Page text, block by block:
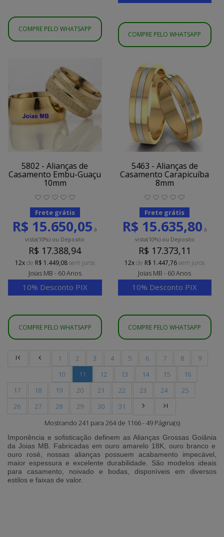
COMPRE PELO WHATSAPP
COMPRE PELO WHATSAPP
5802 - Alianças de
Casamento Embu-Guaçu
10mm
Frete grátis
R$ 15.650,05 à
vista(10%) ou Deposito
R$ 17.388,94
12xde R$ 1.449,08sem juros
Joias MB - 60 Anos
10% Desconto PIX
COMPRE PELO WHATSAPP
5463 - Alianças de
Casamento Carapicuíba
8mm
Frete grátis
R$ 15.635,80 à
vista(10%)ou Deposito
R$ 17.373,11
12xde R$ 1.447,76sem juros
Joias MB - 60 Anos
10% Desconto PIX
COMPRE PELO WHATSAPP
1 2 3 4 5 6 7 8
9
10
11 12 13 14 15
16
17
18 19 20 21 22 23 24
25
26
27 28 29 30
31
Mostrando 241 para 264 de 1166 - 49 Página(s)
Imponência e sofisticação definem as Alianças Grossas Goiânia
da Joias MB . Fabricadas em ouro amarelo 18K, ouro branco e
ouro rosé, nossas alianças possuem acabamento impecável,
maior espessura e excelente durabilidade. São modelos ideais
para casamento, noivado e bodas, disponíveis em diversos
estilos e faixas de valor.